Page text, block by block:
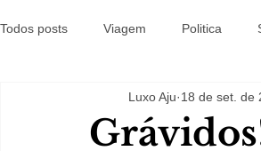
Todos posts Viagem Politica
Luxo Aju 18 de set. de